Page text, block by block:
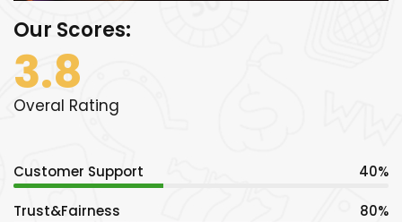
Our Scores:
3.8
Overal Rating
Customer Support 40%
Trust&Fairness 80%